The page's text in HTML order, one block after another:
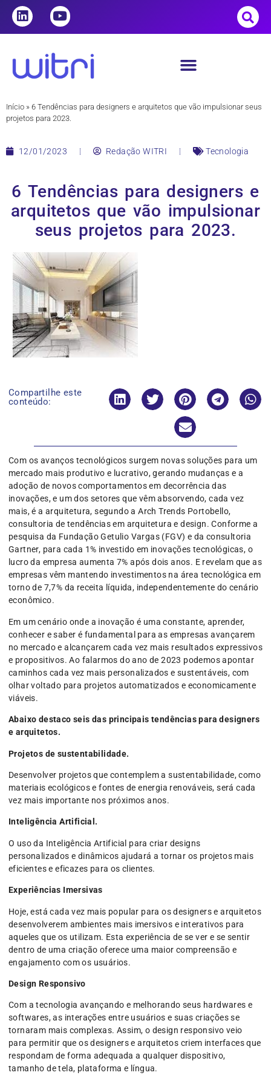
Início » 6 Tendências para designers e arquitetos que vão impulsionar seus
projetos para 2023.
12/01/2023 Redação WITRI Tecnologia
6 Tendências para designers e
arquitetos que vão impulsionar
seus projetos para 2023.
Compartilhe este
conteúdo:
Com os avanços tecnológicos surgem novas soluções para um
mercado mais produtivo e lucrativo, gerando mudanças e a
adoção de novos comportamentos em decorrência das
inovações, e um dos setores que vêm absorvendo, cada vez
mais, é a arquitetura, segundo a Arch Trends Portobello,
consultoria de tendências em arquitetura e design. Conforme a
pesquisa da Fundação Getulio Vargas (FGV) e da consultoria
Gartner, para cada 1% investido em inovações tecnológicas, o
lucro da empresa aumenta 7% após dois anos. E revelam que as
empresas vêm mantendo investimentos na área tecnológica em
torno de 7,7% da receita líquida, independentemente do cenário
econômico.
Em um cenário onde a inovação é uma constante, aprender,
conhecer e saber é fundamental para as empresas avançarem
no mercado e alcançarem cada vez mais resultados expressivos
e propositivos. Ao falarmos do ano de 2023 podemos apontar
caminhos cada vez mais personalizados e sustentáveis, com
olhar voltado para projetos automatizados e economicamente
viáveis.
Abaixo destaco seis das principais tendências para designers
e arquitetos.
Projetos de sustentabilidade.
Desenvolver projetos que contemplem a sustentabilidade, como
materiais ecológicos e fontes de energia renováveis, será cada
vez mais importante nos próximos anos.
Inteligência Artificial.
O uso da Inteligência Artificial para criar designs
personalizados e dinâmicos ajudará a tornar os projetos mais
eficientes e eficazes para os clientes.
Experiências Imersivas
Hoje, está cada vez mais popular para os designers e arquitetos
desenvolverem ambientes mais imersivos e interativos para
aqueles que os utilizam. Esta experiência de se ver e se sentir
dentro de uma criação oferece uma maior compreensão e
engajamento com os usuários.
Design Responsivo
Com a tecnologia avançando e melhorando seus hardwares e
softwares, as interações entre usuários e suas criações se
tornaram mais complexas. Assim, o design responsivo veio
para permitir que os designers e arquitetos criem interfaces que
respondam de forma adequada a qualquer dispositivo,
tamanho de tela, plataforma e língua.